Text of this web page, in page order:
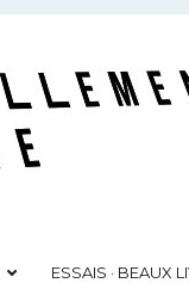
ESSAIS · BEAUX